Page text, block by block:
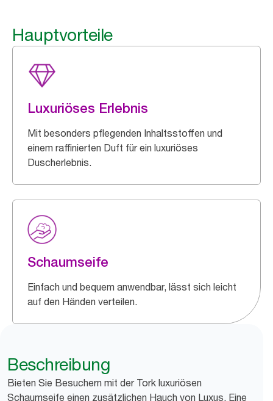
Hauptvorteile
Luxuriöses Erlebnis
Mit besonders pflegenden Inhaltsstoffen und
einem raffinierten Duft für ein luxuriöses
Duscherlebnis.
Schaumseife
Einfach und bequem anwendbar, lässt sich leicht
auf den Händen verteilen.
Beschreibung
Bieten Sie Besuchern mit der Tork luxuriösen
Schaumseife einen zusätzlichen Hauch von Luxus. Eine